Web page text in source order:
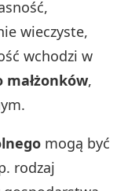
wieczyste,
wchodzi w
,
mogą być
rodzaj